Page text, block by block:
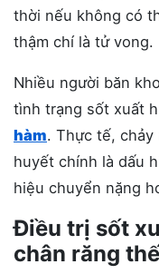
thời nếu không có
thậm chí là tử vong.
Nhiều người băn
tình trạng sốt xuất
hàm. Thực tế, chảy
huyết chính là dấu
hiệu chuyển nặng
Điều trị sốt
chân răng